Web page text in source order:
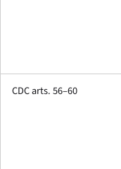
CDC arts. 56–60